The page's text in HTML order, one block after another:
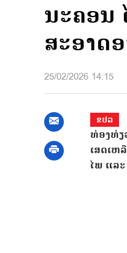
ນະຄອນ
ສະອາດ
25/02/2026 14:15
ຂປລ
ທ່ອງທ່ຽ
ເສດເຫ
ໄພ ແລ